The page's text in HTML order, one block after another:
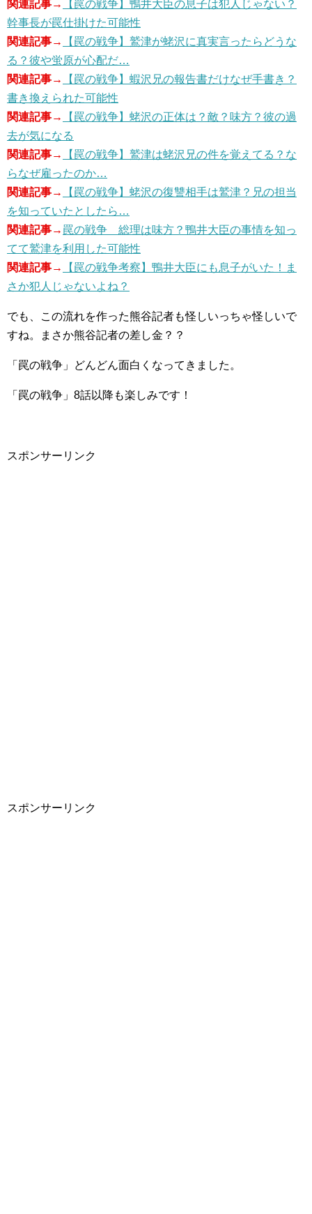
関連記事→
【罠の戦争】鴨井大臣の息子は犯人じゃない？
幹事長が罠仕掛けた可能性
関連記事→
【罠の戦争】鷲津が蛯沢に真実言ったらどうな
る？彼や蛍原が心配だ…
関連記事→
【罠の戦争】蝦沢兄の報告書だけなぜ手書き？
書き換えられた可能性
関連記事→
【罠の戦争】蛯沢の正体は？敵？味方？彼の過
去が気になる
関連記事→
【罠の戦争】鷲津は蛯沢兄の件を覚えてる？な
らなぜ雇ったのか…
関連記事→
【罠の戦争】蛯沢の復讐相手は鷲津？兄の担当
を知っていたとしたら…
関連記事→ 罠の戦争 総理は味方？鴨井大臣の事情を知っ
てて鷲津を利用した可能性
関連記事→
【罠の戦争考察】鴨井大臣にも息子がいた！ま
さか犯人じゃないよね？
でも、この流れを作った熊谷記者も怪しいっちゃ怪しいで
すね。まさか熊谷記者の差し金？？
「罠の戦争」どんどん面白くなってきました。
「罠の戦争」8話以降も楽しみです！
スポンサーリンク
スポンサーリンク